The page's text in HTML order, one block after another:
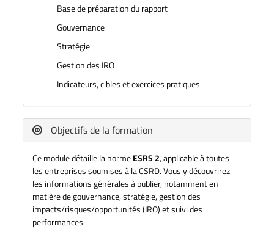
Base de préparation du rapport
Gouvernance
Stratégie
Gestion des IRO
Indicateurs, cibles et exercices pratiques
Objectifs de la formation
Ce module détaille la normeESRS 2, applicable à toutes
les entreprises soumises à la CSRD. Vous y découvrirez
les informations générales à publier, notamment en
matière de gouvernance, stratégie, gestion des
impacts/risques/opportunités (IRO) et suivi des
performances